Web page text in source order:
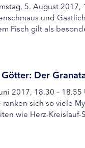
5. August
und
Fisch gilt als
Der
2017, 18.30 –
ranken sich so viele
wie Herz-